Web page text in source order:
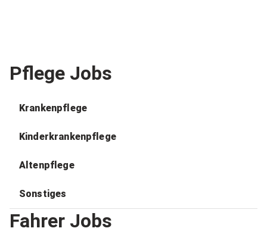
Pflege Jobs
Krankenpflege
Kinderkrankenpflege
Altenpflege
Sonstiges
Fahrer Jobs